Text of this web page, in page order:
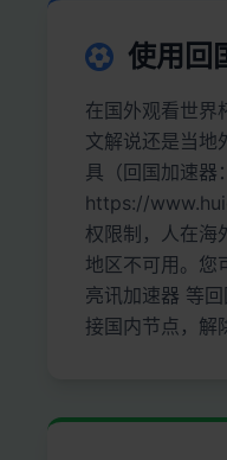
使用回
在国外观看世界
文解说还是当地
具（回国加速器：
https://
权限制，人在海
地区不可用。您
亮讯加速器 等
接国内节点，解